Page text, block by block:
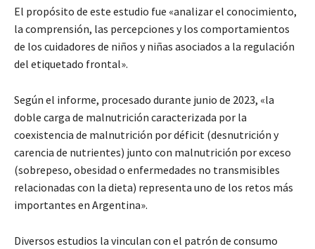
El propósito de este estudio fue «analizar el conocimiento,
la comprensión, las percepciones y los comportamientos
de los cuidadores de niños y niñas asociados a la regulación
del etiquetado frontal».
Según el informe, procesado durante junio de 2023, «la
doble carga de malnutrición caracterizada por la
coexistencia de malnutrición por déficit (desnutrición y
carencia de nutrientes) junto con malnutrición por exceso
(sobrepeso, obesidad o enfermedades no transmisibles
relacionadas con la dieta) representa uno de los retos más
importantes en Argentina».
Diversos estudios la vinculan con el patrón de consumo